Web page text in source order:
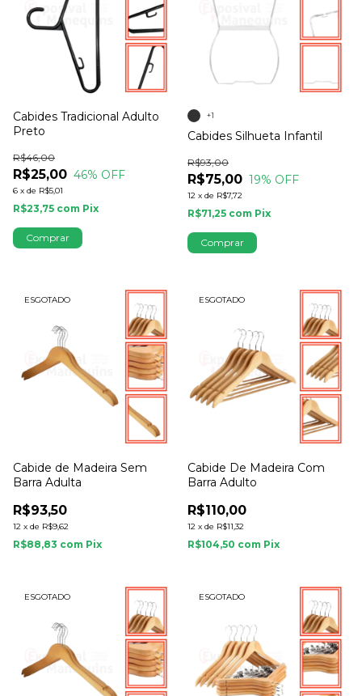
Cabides Tradicional Adulto
Preto
R$25,00
R$46,00
46% OFF
6 x de R$5,01
R$23,75 com Pix
Comprar
Cabides Silhueta Infantil
R$75,00
R$93,00
19% OFF
12 x de R$7,72
R$71,25 com Pix
+1
Comprar
ESGOTADO
Cabide de Madeira Sem
Barra Adulta
R$93,50
12 x de R$9,62
R$88,83 com Pix
ESGOTADO
Cabide De Madeira Com
Barra Adulto
R$110,00
12 x de R$11,32
R$104,50 com Pix
ESGOTADO ESGOTADO